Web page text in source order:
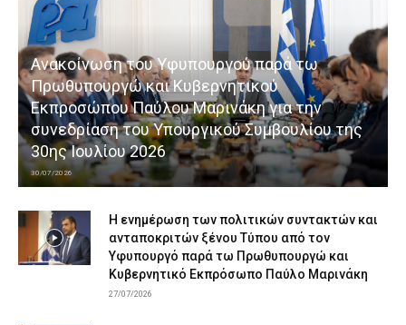
Ανακοίνωση του Υφυπουργού παρά τω
Πρωθυπουργώ και Κυβερνητικού
Εκπροσώπου Παύλου Μαρινάκη για την
συνεδρίαση του Υπουργικού Συμβουλίου της
30ης Ιουλίου 2026
30/07/2026
Η ενημέρωση των πολιτικών συντακτών και
ανταποκριτών ξένου Τύπου από τον
Υφυπουργό παρά τω Πρωθυπουργώ και
Κυβερνητικό Εκπρόσωπο Παύλο Μαρινάκη
27/07/2026